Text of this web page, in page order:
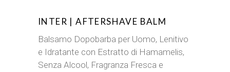
INTER | AFTERSHAVE BALM
Balsamo Dopobarba per Uomo, Lenitivo
e Idratante con Estratto di Hamamelis,
Senza Alcool, Fragranza Fresca e